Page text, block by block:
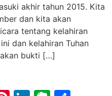
akhir tahun 2015. Kita
dan kita akan
tentang kelahiran
dan kelahiran Tuhan
bukti […]